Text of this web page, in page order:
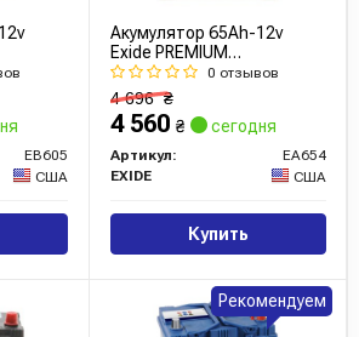
EB605
США
Акумулятор 65Ah-12v
Exide PREMIUM
(230х173х222), R, EN580,
Азія (тип кріплення Korean
B1)
0 отзывов
4 696₴
4 560 ₴ сегодня
Артикул:
EA654
EXIDE
США
Купить
Рекомендуем